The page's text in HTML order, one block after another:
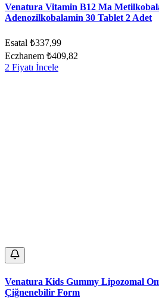
Venatura Vitamin B12 Ma
Adenozilkobalamin 30 Tablet 2 Adet
Esatal ₺337,99
Eczhanem ₺409,82
2 Fiyatı İncele
Venatura Kids Gummy Lipozomal
Çiğnenebilir Form